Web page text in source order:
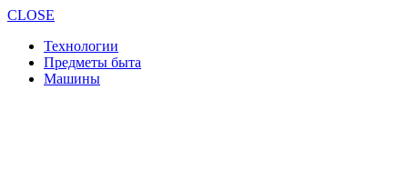
CLOSE
Технологии
Предметы быта
Машины